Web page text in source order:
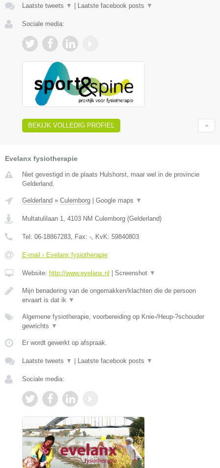
Laatste tweets ▼ | Laatste facebook posts ▼
Sociale media:
BEKIJK VOLLEDIG PROFIEL
Evelanx fysiotherapie
Niet gevestigd in de plaats Hulshorst, maar wel in de provincie
Gelderland.
Gelderland » Culemborg Google maps ▼
Multatulilaan 1 4103 NM Culemborg (Gelderland)
Tel: 06-18867283 , Fax: - , KvK: 59840803
E-mail › Evelanx fysiotherapie
Website: http://www.evelanx.nl Screenshot ▼
Mijn benadering van de ongemakken/klachten die de persoon
ervaart is dat ik ▼
Algemene fysiotherapie, voorbereiding op Knie-/Heup-?schouder
gewrichts ▼
Er wordt gewerkt op afspraak.
Laatste tweets ▼ Laatste facebook posts ▼
Sociale media: